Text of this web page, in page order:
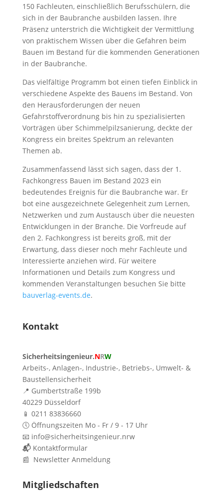
150 Fachleuten, einschließlich Berufsschülern, die
sich in der Baubranche ausbilden lassen. Ihre
Präsenz unterstrich die Wichtigkeit der Vermittlung
von praktischem Wissen über die Gefahren beim
Bauen im Bestand für die kommenden Generationen
in der Baubranche.
Das vielfältige Programm bot einen tiefen Einblick in
verschiedene Aspekte des Bauens im Bestand. Von
den Herausforderungen der neuen
Gefahrstoffverordnung bis hin zu spezialisierten
Vorträgen über Schimmelpilzsanierung, deckte der
Kongress ein breites Spektrum an relevanten
Themen ab.
Zusammenfassend lässt sich sagen, dass der 1.
Fachkongress Bauen im Bestand 2023 ein
bedeutendes Ereignis für die Baubranche war. Er
bot eine ausgezeichnete Gelegenheit zum Lernen,
Netzwerken und zum Austausch über die neuesten
Entwicklungen in der Branche. Die Vorfreude auf
den 2. Fachkongress ist bereits groß, mit der
Erwartung, dass dieser noch mehr Fachleute und
Interessierte anziehen wird. Für weitere
Informationen und Details zum Kongress und
kommenden Veranstaltungen besuchen Sie bitte
bauverlag-events.de.
Kontakt
Sicherheitsingenieur.NRW
Arbeits-, Anlagen-, Industrie-, Betriebs-, Umwelt- &
Baustellensicherheit
📍 Gumbertstraße 199b
40229 Düsseldorf
📱 0211 83836660
🕔 Öffnungszeiten Mo - Fr / 9 - 17 Uhr
📧 info@sicherheitsingenieur.nrw
📬 Kontaktformular
📰 Newsletter Anmeldung
Mitgliedschaften